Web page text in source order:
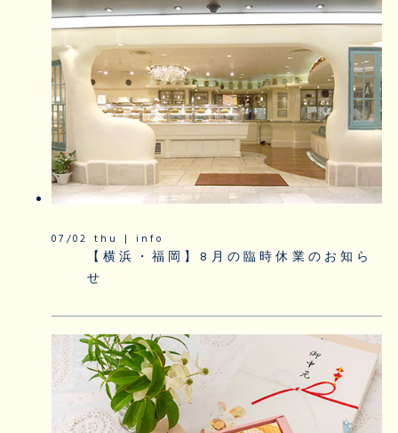
07/02 thu | info
【横浜・福岡】8月の臨時休業のお知ら
せ